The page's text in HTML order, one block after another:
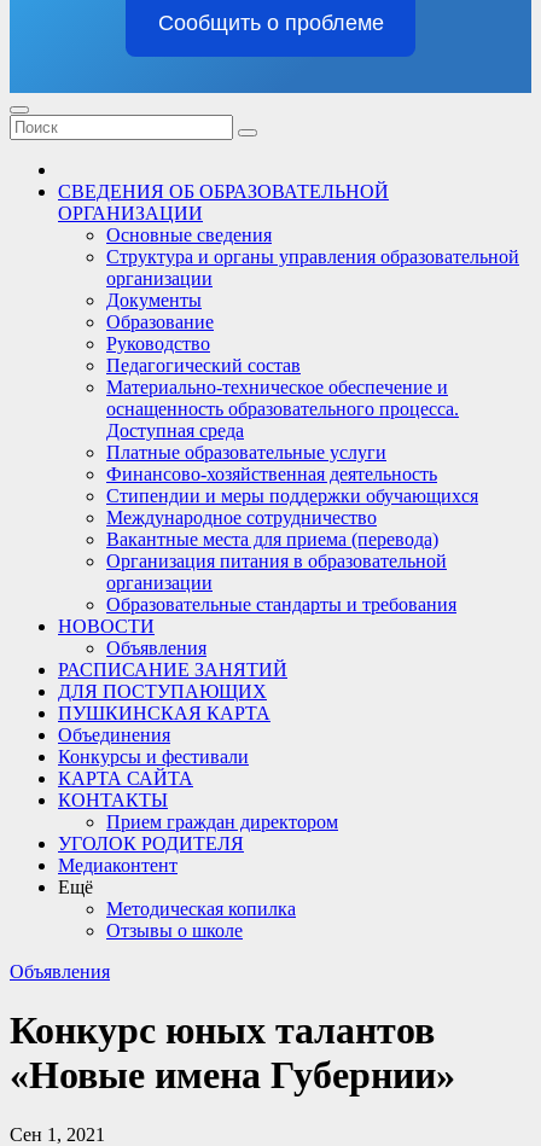
Сообщить о проблеме
СВЕДЕНИЯ ОБ ОБРАЗОВАТЕЛЬНОЙ
ОРГАНИЗАЦИИ
Основные сведения
Структура и органы управления образовательной
организации
Документы
Образование
Руководство
Педагогический состав
Материально-техническое обеспечение и
оснащенность образовательного процесса.
Доступная среда
Платные образовательные услуги
Финансово-хозяйственная деятельность
Стипендии и меры поддержки обучающихся
Международное сотрудничество
Вакантные места для приема (перевода)
Организация питания в образовательной
организации
Образовательные стандарты и требования
НОВОСТИ
Объявления
РАСПИСАНИЕ ЗАНЯТИЙ
ДЛЯ ПОСТУПАЮЩИХ
ПУШКИНСКАЯ КАРТА
Объединения
Конкурсы и фестивали
КАРТА САЙТА
КОНТАКТЫ
Прием граждан директором
УГОЛОК РОДИТЕЛЯ
Медиаконтент
Ещё
Методическая копилка
Отзывы о школе
Объявления
Конкурс юных талантов
«Новые имена Губернии»
Сен 1, 2021